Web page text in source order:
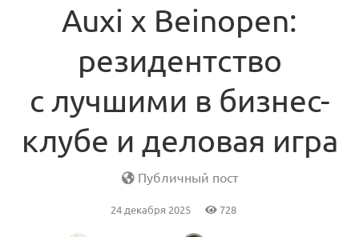
Auxi x Beinopen:
резидентство
с лучшими в бизнес-
клубе и деловая игра
Публичный пост
24 декабря 2025 728